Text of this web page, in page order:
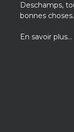
Deschamps,
bonnes choses.
En savoir plus…